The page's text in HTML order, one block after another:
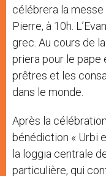
célébrera la
Pierre, à 10h.
grec. Au cours de
priera pour le pape
prêtres et les
dans le monde.
Après la
bénédiction « Urbi
la loggia centrale
particulière, qui